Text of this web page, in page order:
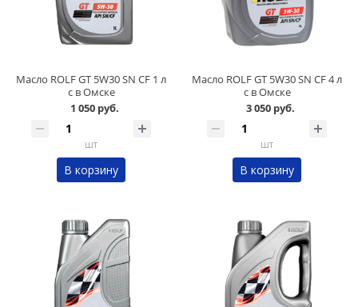
Масло ROLF GT 5W30 SN CF 1 л
с в Омске
1 050 руб.
шт
В корзину
Масло ROLF GT 5W30 SN CF 4 л
с в Омске
3 050 руб.
шт
В корзину